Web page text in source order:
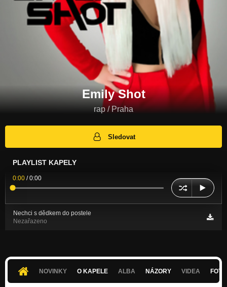
Emily Shot
rap / Praha
Sledovat
PLAYLIST KAPELY
0:00 /0:00
Nechci s dědkem do postele
Nezařazeno
NOVINKY O KAPELE ALBA NÁZORY VIDEA